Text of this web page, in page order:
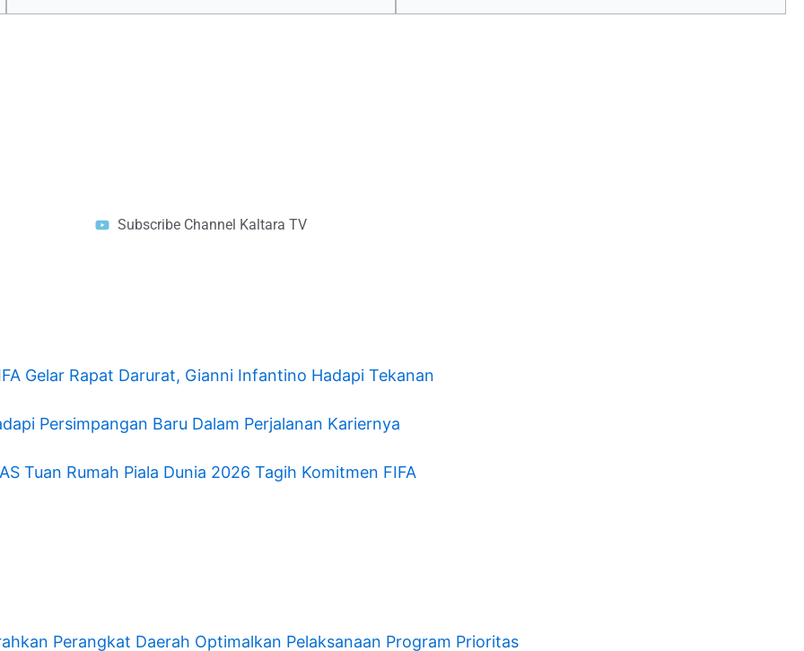
Subscribe Channel Kaltara TV
Gelar Rapat Darurat, Gianni Infantino Hadapi Tekanan
Persimpangan Baru Dalam Perjalanan Kariernya
Tuan Rumah Piala Dunia 2026 Tagih Komitmen FIFA
Perangkat Daerah Optimalkan Pelaksanaan Program Prioritas